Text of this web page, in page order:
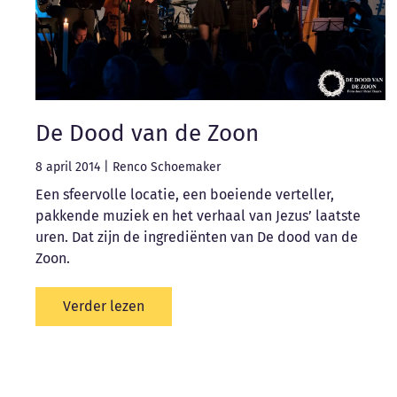
De Dood van de Zoon
8 april 2014 Renco Schoemaker
Een sfeervolle locatie, een boeiende verteller,
pakkende muziek en het verhaal van Jezus’ laatste
uren. Dat zijn de ingrediënten van De dood van de
Zoon.
Verder lezen